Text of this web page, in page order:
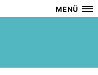
MENÜ